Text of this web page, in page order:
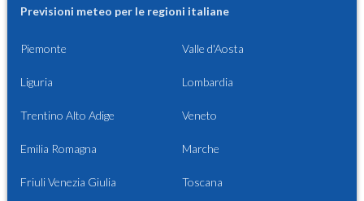
Previsioni meteo per le regioni italiane
Piemonte Valle d'Aosta
Liguria Lombardia
Trentino Alto Adige Veneto
Emilia Romagna Marche
Friuli Venezia Giulia Toscana